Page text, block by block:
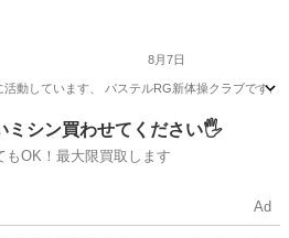
8月7日
動しています、 パステルRG新体操クラブです
体操 新体操
ミシン買わせてください🖐️
もOK！最大限買取します
Ad